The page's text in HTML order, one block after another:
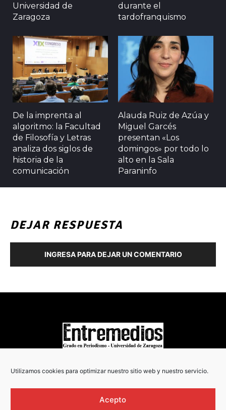
Utilizamos cookies para optimizar nuestro sitio web y nuestro servicio.
Acepto
Universidad de
Zaragoza
durante el
tardofranquismo
De la imprenta al
algoritmo: la Facultad
de Filosofía y Letras
analiza dos siglos de
historia de la
comunicación
Alauda Ruiz de Azúa y
Miguel Garcés
presentan «Los
domingos» por todo lo
alto en la Sala
Paraninfo
DEJAR RESPUESTA
INGRESA PARA DEJAR UN COMENTARIO